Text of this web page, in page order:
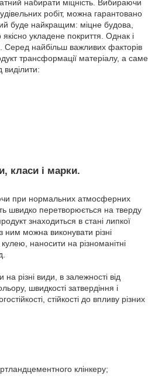
набирати міцність. Вибираючи
робіт, можна гарантовано
буде найкращим: міцне будова,
якісно укладене покриття. Однак і
найбільш важливих факторів
трансформації матеріалу, а саме
виділити:
класи і марки.
при нормальних атмосферних
швидко перетворюється на тверду
знаходиться в стані липкої
ним можна виконувати різні
наносити на різноманітні
різні види, в залежності від
швидкості затвердіння і
стійкості до впливу різних
клінкеру;